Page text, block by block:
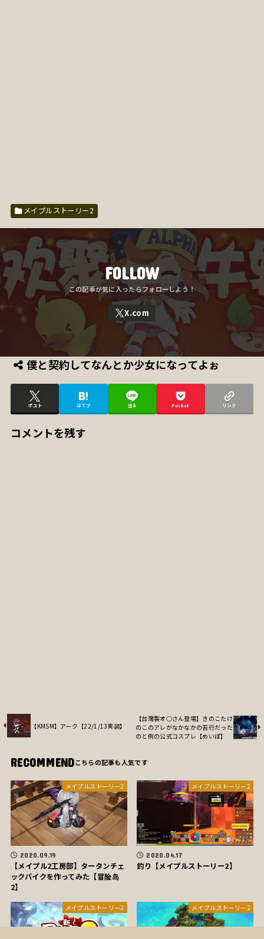
メイプルストーリー2
FOLLOW
僕と契約してなんとか少女になってよぉ
ポスト はてブ 送る Pocket リンク
コメントを残す
【KMSM】アーク【22/1/13実装】
【台灣製オ○さん登場】きのこたけ
のこのアレがなかなかの苦行だった
のと例の公式コスプレ【めいぽ】
RECOMMEND
メイプルストーリー2
2020.09.19
【メイプル2工房部】タータンチェ
ックバイクを作ってみた【冒险岛
2】
メイプルストーリー2
2020.04.17
釣り【メイプルストーリー2】
メイプルストーリー2 メイプルストーリー2